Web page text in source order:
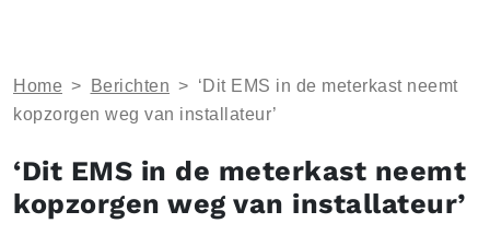
Home > Berichten > ‘Dit EMS in de meterkast neemt
kopzorgen weg van installateur’
‘Dit EMS in de meterkast neemt
kopzorgen weg van installateur’